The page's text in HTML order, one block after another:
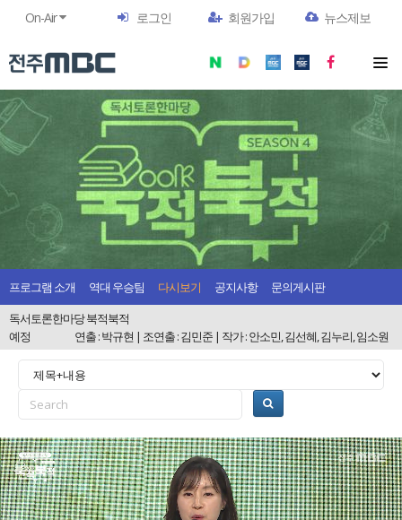
On-Air 로그인 회원가입 뉴스제보
프로그램 소개 역대 우승팀 다시보기 공지사항
문의게시판
독서토론한마당 북적북적
예정
연출 : 박규현 | 조연출 : 김민준 | 작가 : 안소민, 김선혜, 김누리, 임소원